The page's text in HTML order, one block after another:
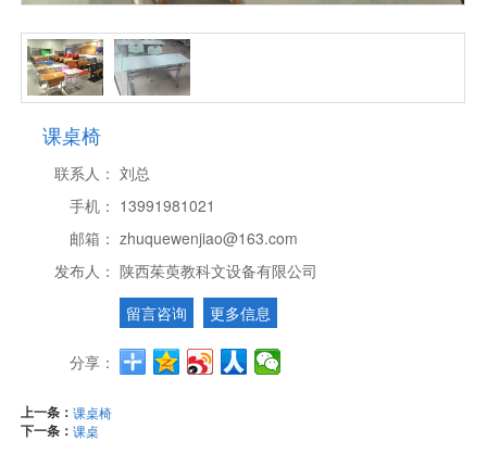
课桌椅
联系人： 刘总
手机： 13991981021
邮箱： zhuquewenjiao@163.com
发布人： 陕西茱萸教科文设备有限公司
留言咨询
更多信息
分享：
上一条：课桌椅
下一条：课桌